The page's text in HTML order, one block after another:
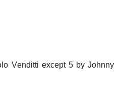
Venditti except 5 by Johnny